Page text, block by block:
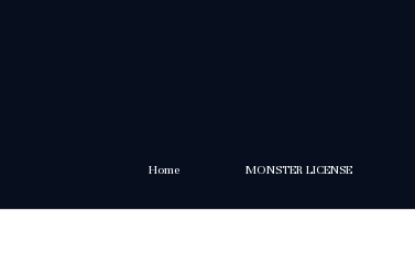
Home MONSTER LICENSE